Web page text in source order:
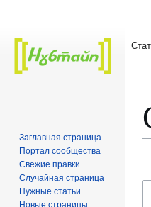
Заглавная страница
Портал сообщества
Свежие правки
Случайная страница
Нужные статьи
Новые страницы